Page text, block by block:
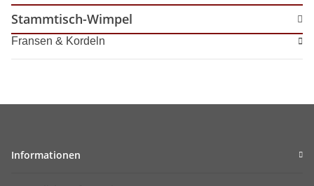
Stammtisch-Wimpel
Fransen & Kordeln
Informationen